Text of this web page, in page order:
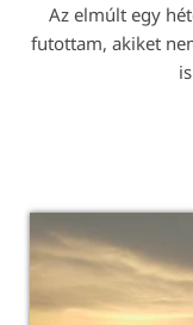
Az elmúlt egy
futottam, akiket